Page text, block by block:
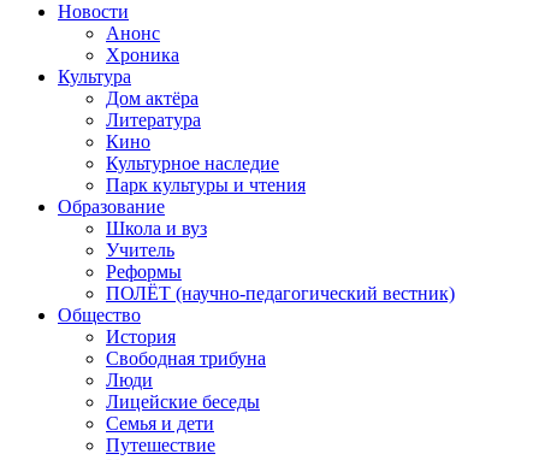
Новости
Анонс
Хроника
Культура
Дом актёра
Литература
Кино
Культурное наследие
Парк культуры и чтения
Образование
Школа и вуз
Учитель
Реформы
ПОЛЁТ (научно-педагогический вестник)
Общество
История
Свободная трибуна
Люди
Лицейские беседы
Семья и дети
Путешествие